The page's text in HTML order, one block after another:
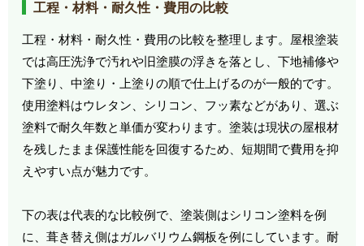
工程・材料・耐久性・費用の比較
工程・材料・耐久性・費用の比較を整理します。屋根塗装
では高圧洗浄で汚れや旧塗膜の浮きを落とし、下地補修や
下塗り、中塗り・上塗りの順で仕上げるのが一般的です。
使用塗料はウレタン、シリコン、フッ素などがあり、選ぶ
塗料で耐久年数と単価が変わります。塗装は現状の屋根材
を残したまま保護性能を回復するため、短期間で費用を抑
えやすい点が魅力です。
下の表は代表的な比較例で、塗装側はシリコン塗料を例
に、葺き替え側はガルバリウム鋼板を例にしています。耐